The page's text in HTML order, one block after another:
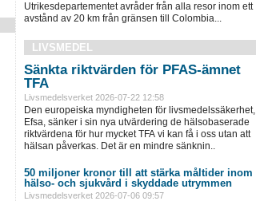
Utrikesdepartementet avråder från alla resor inom ett
avstånd av 20 km från gränsen till Colombia...
LIVSMEDEL
Sänkta riktvärden för PFAS-ämnet
TFA
Livsmedelsverket 2026-07-22 12:58
Den europeiska myndigheten för livsmedelssäkerhet,
Efsa, sänker i sin nya utvärdering de hälsobaserade
riktvärdena för hur mycket TFA vi kan få i oss utan att
hälsan påverkas. Det är en mindre sänknin..
50 miljoner kronor till att stärka måltider inom
hälso- och sjukvård i skyddade utrymmen
Livsmedelsverket 2026-07-06 09:57